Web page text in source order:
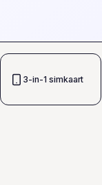
3-in-1 simkaart